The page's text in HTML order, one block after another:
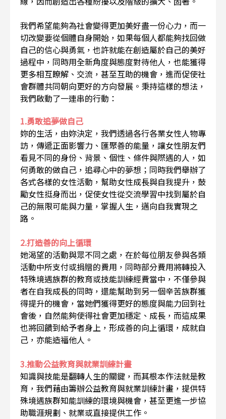
我們希望能夠為社會變得更加美好盡一份心力，而一
切改變要從個體自身開始，如果每個人都能夠找回做
自己的信心與勇氣，也許就能在創造屬於自己的美好
過程中，同時用全新角度與態度對待他人，也能獲得
更多相互瞭解、交流，甚至互助的機會，進而促使社
會群體共同朝向更好的方向發展。秉持這樣的想法，
我們啟動了一連串的行動：
1.勇敢追夢做自己
妳的生活，由妳決定，我們透過各行各業女性人物專
訪，傳遞正面影響力、匯聚善的能量，讓女性朋友們
看見不同的身份、背景、個性、條件與際遇的人，如
何勇敢的做自己，追尋心中的夢想；同時我們舉辦了
各式各樣的女性活動，幫助女性成長與自我提升，鼓
勵女性挺身而出，促使女性從交流學習中找到屬於自
己的無限可能與力量，掌握人生，邁向自我實現之
路。
2.打造善的向上循環
她渴望的活動與眾不同之處，在於每位朋友參與各類
活動中所支付或捐贈的費用，同時部分費用將轉投入
特殊境遇族群的教育或技能訓練經費當中，不僅參與
者在自我成長的同時，還能幫助到另一個辛苦族群獲
得提升的機會，當她們獲得更好的態度與能力回到社
會後，自然能夠使得社會更加穩定、成長，而這成果
也將回饋到給予者身上，形成善的向上循環，成就自
己，亦能造福他人。
3.推動公益教育與就業訓練計畫
知識與技能是翻轉人生的關鍵，而其根本作法就是教
育，我們藉由籌辦公益教育與就業訓練計畫，提供特
殊境遇族群知能訓練的環境與機會，甚至更進一步協
助職涯規劃、就業或直接提供工作。